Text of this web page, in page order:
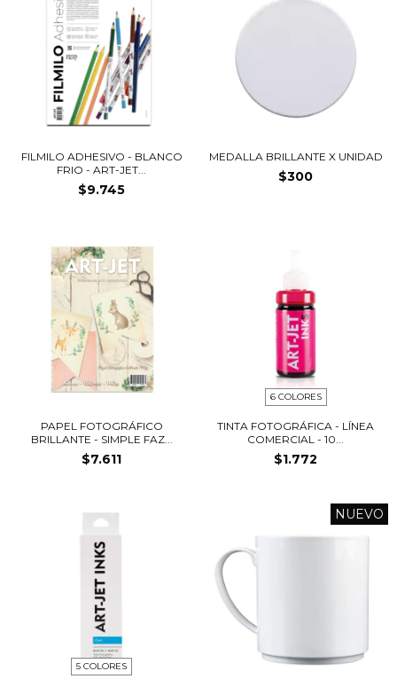
FILMILO ADHESIVO - BLANCO
FRIO - ART-JET...
$9.745
MEDALLA BRILLANTE X UNIDAD
$300
PAPEL FOTOGRÁFICO
BRILLANTE - SIMPLE FAZ...
$7.611
6 COLORES
TINTA FOTOGRÁFICA - LÍNEA
COMERCIAL - 10...
$1.772
5 COLORES
NUEVO